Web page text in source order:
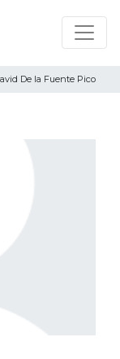
De la Fuente Pico